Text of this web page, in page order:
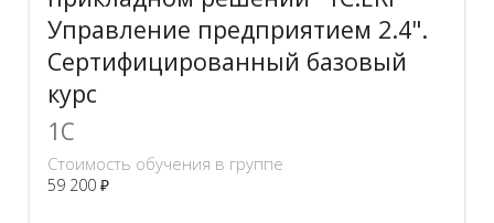
Управление предприятием 2.4".
Сертифицированный базовый
курс
1C
Стоимость обучения в группе
59 200 ₽